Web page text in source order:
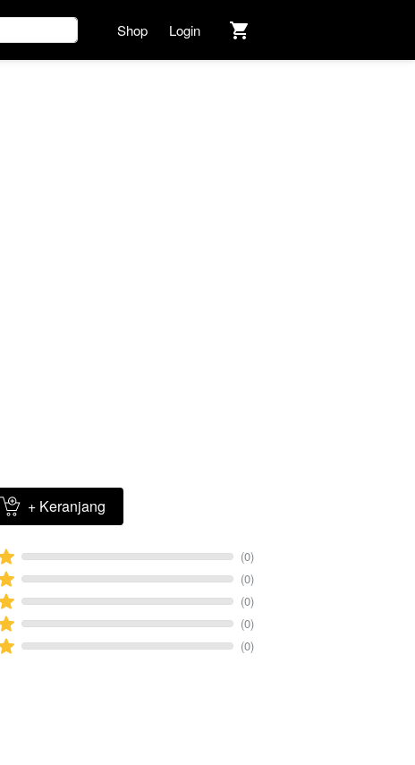
Shop Login `
` + Keranjang
(0)
(0)
(0)
(0)
(0)